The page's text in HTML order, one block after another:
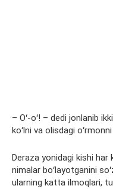
– Oʻ-oʻ! – dedi jonlanib
koʻlni va olisdagi
Deraza yonidagi kishi
nimalar boʻlayotganini
ularning katta ilmoqlari,